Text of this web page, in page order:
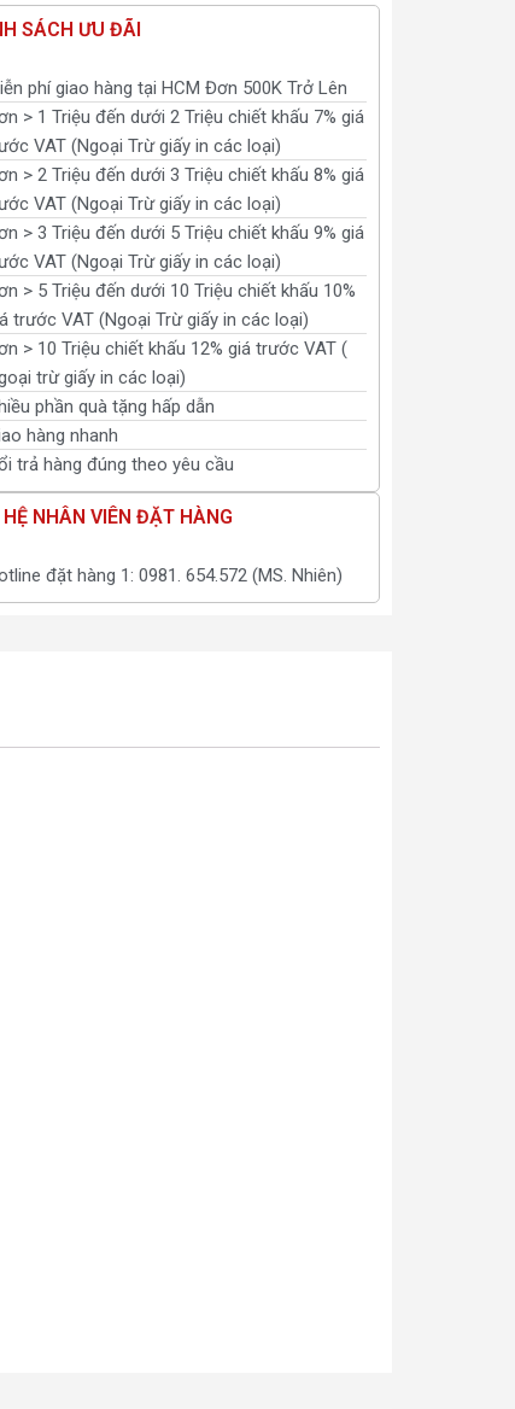
SÁCH ƯU ĐÃI
phí giao hàng tại HCM Đơn 500K Trở Lên
> 1 Triệu đến dưới 2 Triệu chiết khấu 7% giá
VAT (Ngoại Trừ giấy in các loại)
> 2 Triệu đến dưới 3 Triệu chiết khấu 8% giá
VAT (Ngoại Trừ giấy in các loại)
> 3 Triệu đến dưới 5 Triệu chiết khấu 9% giá
VAT (Ngoại Trừ giấy in các loại)
> 5 Triệu đến dưới 10 Triệu chiết khấu 10%
trước VAT (Ngoại Trừ giấy in các loại)
> 10 Triệu chiết khấu 12% giá trước VAT (
trừ giấy in các loại)
phần quà tặng hấp dẫn
hàng nhanh
trả hàng đúng theo yêu cầu
HỆ NHÂN VIÊN ĐẶT HÀNG
đặt hàng 1: 0981. 654.572 (MS. Nhiên)